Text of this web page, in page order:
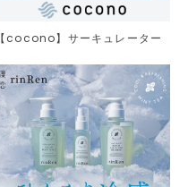
【cocono】サーキュレーター